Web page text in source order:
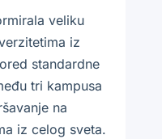
veliku
iz
standardne
tri kampusa
na
iz celog sveta.